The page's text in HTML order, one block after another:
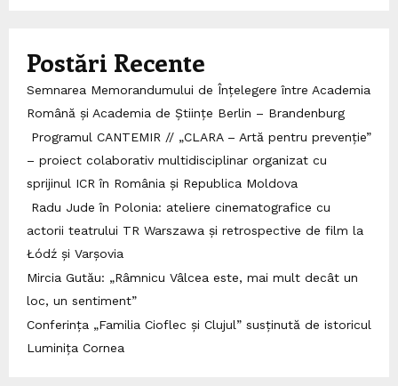
Postări Recente
Semnarea Memorandumului de Înțelegere între Academia
Română și Academia de Științe Berlin – Brandenburg
Programul CANTEMIR // „CLARA – Artă pentru prevenție”
– proiect colaborativ multidisciplinar organizat cu
sprijinul ICR în România și Republica Moldova
Radu Jude în Polonia: ateliere cinematografice cu
actorii teatrului TR Warszawa și retrospective de film la
Łódź și Varșovia
Mircia Gutău: „Râmnicu Vâlcea este, mai mult decât un
loc, un sentiment”
Conferința „Familia Cioflec și Clujul” susținută de istoricul
Luminița Cornea